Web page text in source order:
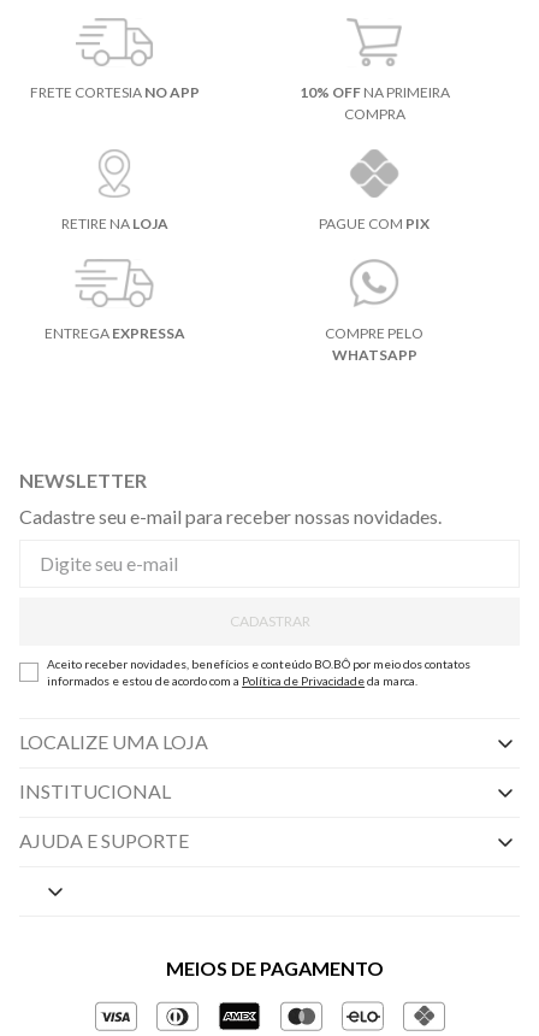
FRETE CORTESIA NO APP 10% OFFNA PRIMEIRA
COMPRA
RETIRE NA LOJA PAGUE COM PIX
ENTREGA EXPRESSA
COMPRE PELO
WHATSAPP
NEWSLETTER
Cadastre seu e-mail para receber nossas novidades.
CADASTRAR
Aceito receber novidades, benefícios e conteúdo BO.BÔ por meio dos contatos
informados e estou de acordo com a Política de Privacidadeda marca.
LOCALIZE UMA LOJA
INSTITUCIONAL
Nossas Lojas
Políticas de Privacidade
Gestão de Privacidade
AJUDA E SUPORTE
Central de Preferências
Perguntas frequentes
Regulamentos e Promoções
MEIOS DE PAGAMENTO